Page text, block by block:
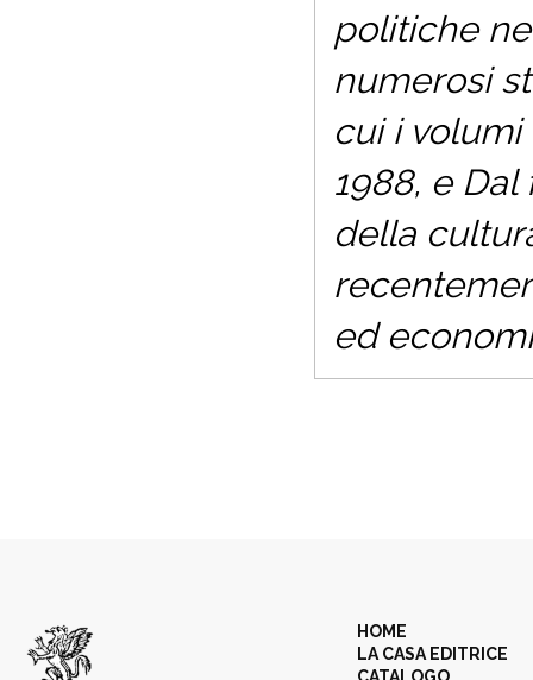
politiche
numerosi
cui i
1988, e
della
ed
HOME
LA CASA EDITRICE